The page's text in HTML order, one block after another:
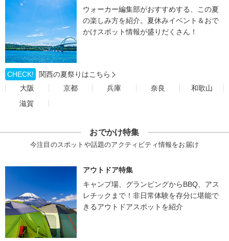
ウォーカー編集部がおすすめする、この夏
の楽しみ方を紹介。夏休みイベント＆おで
かけスポット情報が盛りだくさん！
CHECK!
関西の夏祭りはこちら
大阪
京都 兵庫 奈良
和歌山
滋賀
おでかけ特集
今注目のスポットや話題のアクティビティ情報をお届け
アウトドア特集
キャンプ場、グランピングからBBQ、アス
レチックまで！非日常体験を存分に堪能で
きるアウトドアスポットを紹介